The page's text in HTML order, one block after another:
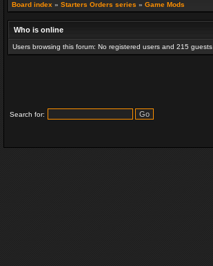
Board index » Starters Orders series » Game Mods
Who is online
Users browsing this forum: No registered users and 215 guests
Search for: